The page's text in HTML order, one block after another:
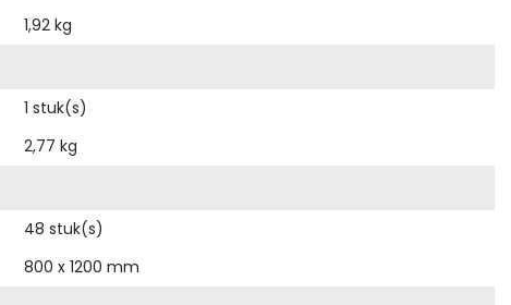
1,92 kg
1 stuk(s)
2,77 kg
48 stuk(s)
800 x 1200 mm